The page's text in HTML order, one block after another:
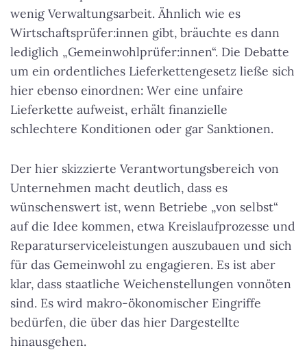
wenig Verwaltungsarbeit. Ähnlich wie es
Wirtschaftsprüfer:innen gibt, bräuchte es dann
lediglich „Gemeinwohlprüfer:innen“. Die Debatte
um ein ordentliches Lieferkettengesetz ließe sich
hier ebenso einordnen: Wer eine unfaire
Lieferkette aufweist, erhält finanzielle
schlechtere Konditionen oder gar Sanktionen.
Der hier skizzierte Verantwortungsbereich von
Unternehmen macht deutlich, dass es
wünschenswert ist, wenn Betriebe „von selbst“
auf die Idee kommen, etwa Kreislaufprozesse und
Reparaturserviceleistungen auszubauen und sich
für das Gemeinwohl zu engagieren. Es ist aber
klar, dass staatliche Weichenstellungen vonnöten
sind. Es wird makro-ökonomischer Eingriffe
bedürfen, die über das hier Dargestellte
hinausgehen.